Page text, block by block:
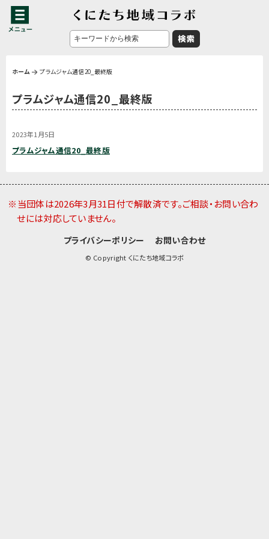
ホーム プラムジャム通信20_最終版
プラムジャム通信20_最終版
2023年1月5日
プラムジャム通信20_最終版
※当団体は2026年3月31日付で解散済です。ご相談・お問い合わ
せには対応していません。
プライバシーポリシー お問い合わせ
© Copyright くにたち地域コラボ